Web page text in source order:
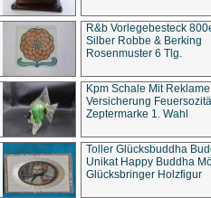
R&b Vorlegebesteck
Silber Robbe & Berking
Rosenmuster 6 Tlg.
Kpm Schale Mit Reklame
Versicherung
Zeptermarke 1. Wahl
Toller Glücksbuddha
Unikat Happy Buddha
Glücksbringer Holzfigur